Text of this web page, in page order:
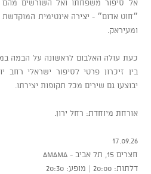
אל סיפור משפחתו ואל השורשים
״חוט אדום״ - יצירה אינטימית המוקדשת
ומעיראק.
כעת עולה האלבום לראשונה על הבמה
בין זיכרון פרטי לסיפור ישראלי
יבוצעו גם שירים מכל תקופות יצירתו.
אורחת מיוחדת: רחל ירון.
17.09.26
חצרים 15, תל אביב - AMAMA
דלתות: 20:00 | מופע: 20:30